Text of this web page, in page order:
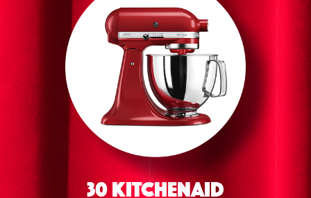
30 KITCHENAID